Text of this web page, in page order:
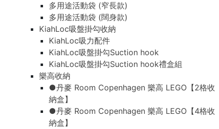
多用途活動袋 (窄長款)
多用途活動袋 (闊身款)
KiahLoc吸盤掛勾收納
KiahLoc吸力配件
KiahLoc吸盤掛勾Suction hook
KiahLoc吸盤掛勾Suction hook禮盒組
樂高收納
●丹麥 Room Copenhagen 樂高 LEGO【2格收
納盒】
●丹麥 Room Copenhagen 樂高 LEGO【4格收
納盒】